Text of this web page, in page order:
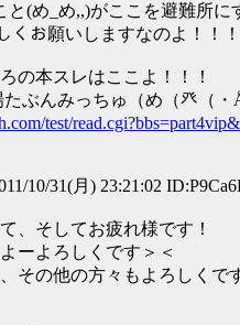
と(め_め,,)がここを避難所に
いしますなのよ！！！
の本スレはここよ！！！
ぶんみっちゅ（め（癶（・
test/
10/31(月) 23:21:02
、そしてお疲れ様です！
ーよろしくです＞＜
その他の方々もよろしくで